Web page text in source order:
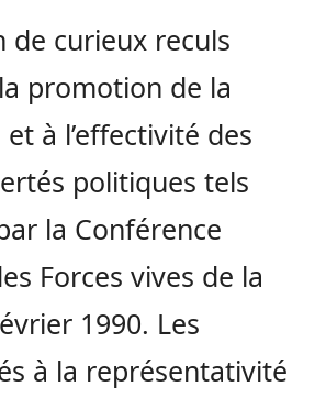
de curieux reculs
promotion de la
à l’effectivité des
politiques tels
la Conférence
Forces vives de la
1990. Les
à la représentativité